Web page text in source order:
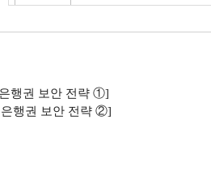
행권 보안 전략 ①]
은행권 보안 전략 ②]